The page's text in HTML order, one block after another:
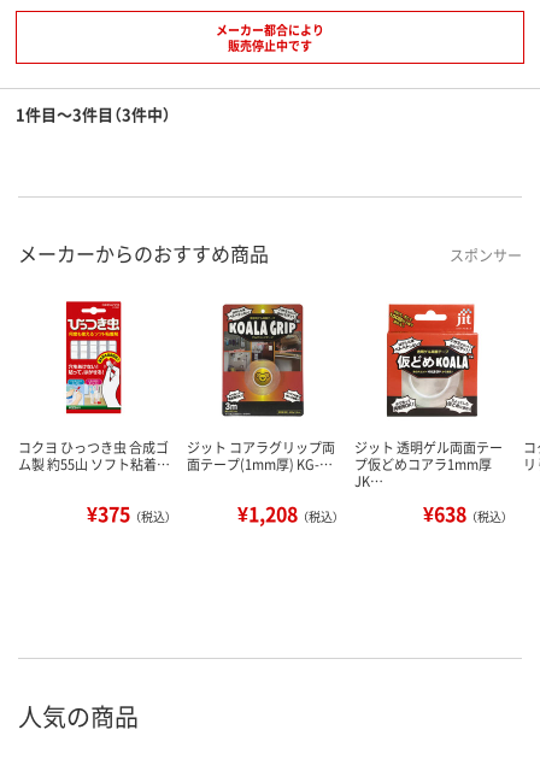
メーカー都合により
販売停止中です
1件目～3件目（3件中）
メーカーからのおすすめ商品 スポンサー
コクヨ ひっつき虫 合成ゴ
ム製 約55山 ソフト粘着…
¥375 （税込）
ジット コアラグリップ両
面テープ(1mm厚) KG-…
¥1,208 （税込）
ジット 透明ゲル両面テー
プ仮どめコアラ1mm厚
JK…
¥638 （税込）
人気の商品